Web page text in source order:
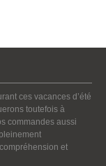
ces vacances d’été
toutefois à
commandes aussi
et